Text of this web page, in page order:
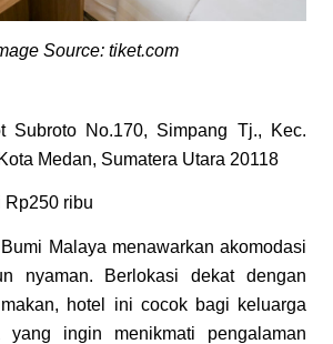
Source: tiket.com
Subroto No.170, Simpang Tj., Kec.
Medan, Sumatera Utara 20118
Rp250 ribu
Malaya menawarkan akomodasi
nyaman. Berlokasi dekat dengan
hotel ini cocok bagi keluarga
ingin menikmati pengalaman